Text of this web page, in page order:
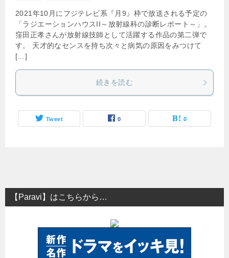
2021年10月にフジテレビ系『月9』枠で放送される予定の
「ラジエーションハウスII～放射線科の診断レポート～」。
窪田正孝さんが放射線技師として活躍する作品の第二弾で
す。 天才的なセンスを持ち次々と病気の原因をみつけて
[…]
続きを読む
Tweet 0 0
【Paravi】はこちらから…